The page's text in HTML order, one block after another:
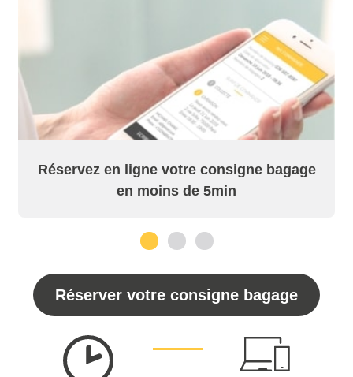
Réservez en ligne votre consigne bagage
en moins de 5min
Réserver votre consigne bagage